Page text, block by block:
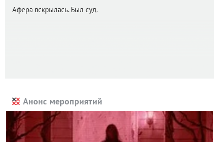
Афера вскрылась. Был суд.
Анонс мероприятий